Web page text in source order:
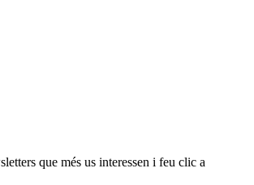
que més us interessen i feu clic a